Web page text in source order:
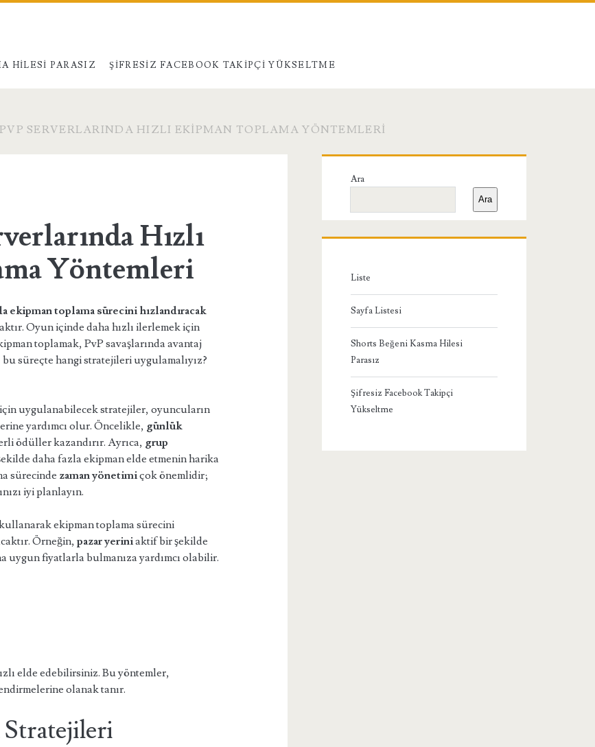
HILESI PARASIZ ŞIFRESIZ FACEBOOK TAKIPÇI YÜKSELTME
SERVERLARINDA HIZLI EKIPMAN TOPLAMA YÖNTEMLERI
Hızlı
Yöntemleri
ekipman toplama sürecini hızlandıracak
Oyun içinde daha hızlı ilerlemek için
toplamak, PvP savaşlarında avantaj
süreçte hangi stratejileri uygulamalıyız?
uygulanabilecek stratejiler, oyuncuların
yardımcı olur. Öncelikle, günlük
ödüller kazandırır. Ayrıca, grup
daha fazla ekipman elde etmenin harika
sürecinde zaman yönetimiçok önemlidir;
iyi planlayın.
ekipman toplama sürecini
Örneğin,pazar yeriniaktif bir şekilde
uygun fiyatlarla bulmanıza yardımcı olabilir.
elde edebilirsiniz. Bu yöntemler,
olanak tanır.
Birincil
Yan
Menü
Ara
Ara
Liste
Sayfa Listesi
Shorts Beğeni Kasma Hilesi
Parasız
Şifresiz Facebook Takipçi
Yükseltme